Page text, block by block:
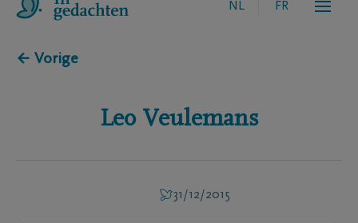
NL FR
← Vorige
Leo Veulemans
31/12/2015